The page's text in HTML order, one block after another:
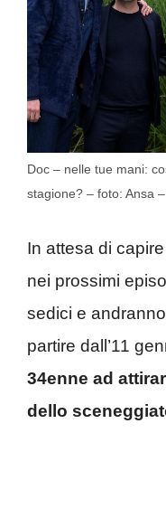
Doc – nelle tue mani:
stagione? – foto: Ansa
In attesa di
nei prossimi
sedici e
partire dall’11
34enne ad
dello